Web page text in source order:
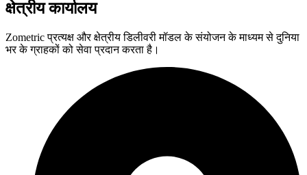
क्षेत्रीय कार्यालय
Zometric प्रत्यक्ष और क्षेत्रीय डिलीवरी मॉडल के संयोजन के माध्यम से दुनिया
भर के ग्राहकों को सेवा प्रदान करता है।